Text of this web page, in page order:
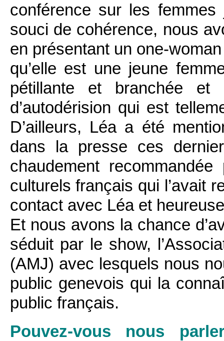
conférence sur les femmes
souci de cohérence, nous
en présentant un one-
qu’elle est une jeune
pétillante et branchée
d’autodérision qui est
D’ailleurs, Léa a été
dans la presse ces
chaudement
culturels français qui l’avait
contact avec Léa et
Et nous avons la chance
séduit par le show,
(AMJ) avec lesquels nous
public genevois qui la
public français.
Pouvez-vous nous